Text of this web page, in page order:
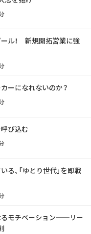
ル！ 新規開拓営業に強
ーになれないのか？
び込む
る、「ゆとり世代」を即戦
るモチベーション──リー